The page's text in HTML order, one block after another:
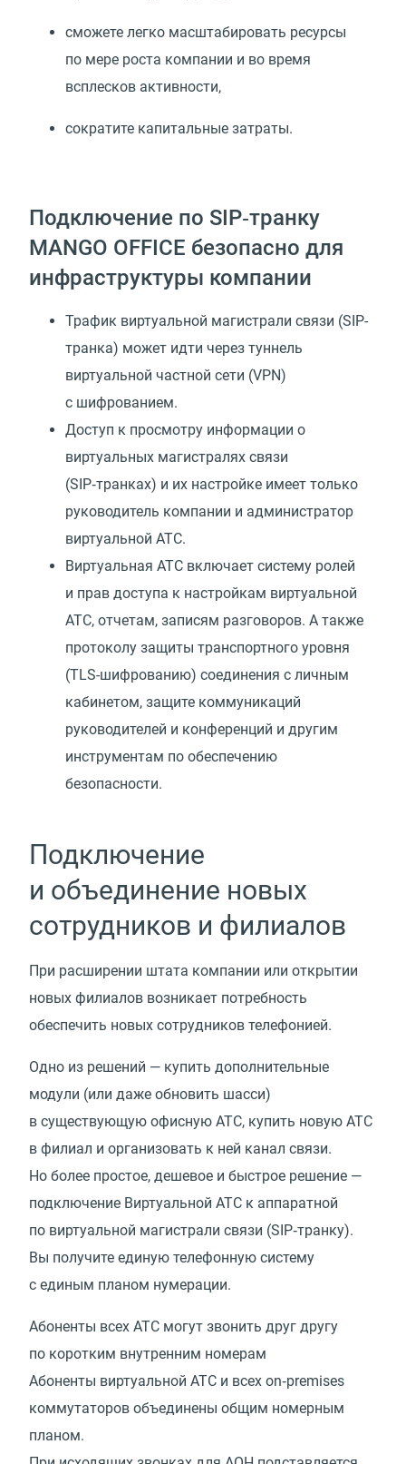
сможете легко масштабировать ресурсы
по мере роста компании и во время
всплесков активности,
сократите капитальные затраты.
Подключение по SIP‑транку
MANGO OFFICE безопасно для
инфраструктуры компании
Трафик виртуальной магистрали связи (SIP-
транка) может идти через туннель
виртуальной частной сети (VPN)
с шифрованием.
Доступ к просмотру информации о
виртуальных магистралях связи
(SIP‑транках) и их настройке имеет только
руководитель компании и администратор
виртуальной АТС.
Виртуальная АТС включает систему ролей
и прав доступа к настройкам виртуальной
АТС, отчетам, записям разговоров. А также
протоколу защиты транспортного уровня
(TLS-шифрованию) соединения с личным
кабинетом, защите коммуникаций
руководителей и конференций и другим
инструментам по обеспечению
безопасности.
Подключение
и объединение новых
сотрудников и филиалов
При расширении штата компании или открытии
новых филиалов возникает потребность
обеспечить новых сотрудников телефонией.
Одно из решений — купить дополнительные
модули (или даже обновить шасси)
в существующую офисную АТС, купить новую АТС
в филиал и организовать к ней канал связи.
Но более простое, дешевое и быстрое решение —
подключение Виртуальной АТС к аппаратной
по виртуальной магистрали связи (SIP‑транку).
Вы получите единую телефонную систему
с единым планом нумерации.
Абоненты всех АТС могут звонить друг другу
по коротким внутренним номерам
Абоненты виртуальной АТС и всех on‑premises
коммутаторов объединены общим номерным
планом.